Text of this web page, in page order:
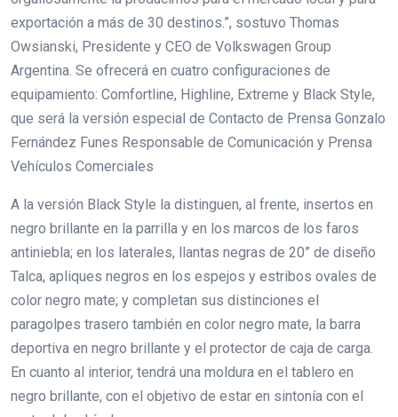
exportación a más de 30 destinos.”, sostuvo Thomas
Owsianski, Presidente y CEO de Volkswagen Group
Argentina. Se ofrecerá en cuatro configuraciones de
equipamiento: Comfortline, Highline, Extreme y Black Style,
que será la versión especial de Contacto de Prensa Gonzalo
Fernández Funes Responsable de Comunicación y Prensa
Vehículos Comerciales
A la versión Black Style la distinguen, al frente, insertos en
negro brillante en la parrilla y en los marcos de los faros
antiniebla; en los laterales, llantas negras de 20” de diseño
Talca, apliques negros en los espejos y estribos ovales de
color negro mate; y completan sus distinciones el
paragolpes trasero también en color negro mate, la barra
deportiva en negro brillante y el protector de caja de carga.
En cuanto al interior, tendrá una moldura en el tablero en
negro brillante, con el objetivo de estar en sintonía con el